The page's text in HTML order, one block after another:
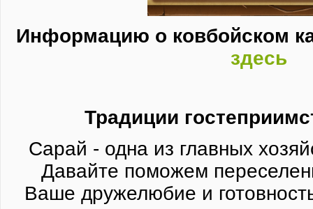
Информацию о ковбойском
здесь
Традиции
Сарай - одна из главных
Давайте поможем
Ваше дружелюбие и